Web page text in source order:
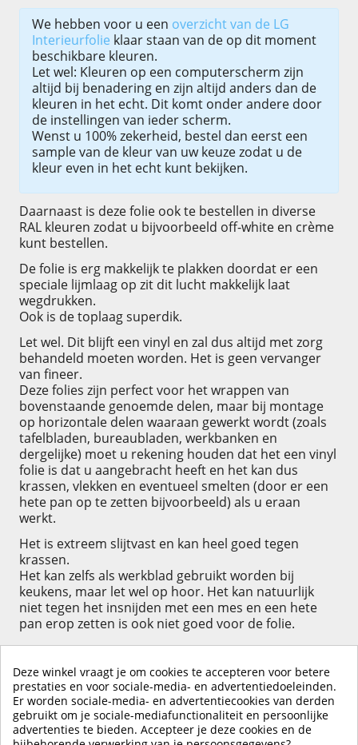
We hebben voor u een overzicht van de LG
Interieurfolie klaar staan van de op dit moment
beschikbare kleuren.
Let wel: Kleuren op een computerscherm zijn
altijd bij benadering en zijn altijd anders dan de
kleuren in het echt. Dit komt onder andere door
de instellingen van ieder scherm.
Wenst u 100% zekerheid, bestel dan eerst een
sample van de kleur van uw keuze zodat u de
kleur even in het echt kunt bekijken.
Daarnaast is deze folie ook te bestellen in diverse
RAL kleuren zodat u bijvoorbeeld off-white en crème
kunt bestellen.
De folie is erg makkelijk te plakken doordat er een
speciale lijmlaag op zit dit lucht makkelijk laat
wegdrukken.
Ook is de toplaag superdik.
Let wel. Dit blijft een vinyl en zal dus altijd met zorg
behandeld moeten worden. Het is geen vervanger
van fineer.
Deze folies zijn perfect voor het wrappen van
bovenstaande genoemde delen, maar bij montage
op horizontale delen waaraan gewerkt wordt (zoals
tafelbladen, bureaubladen, werkbanken en
dergelijke) moet u rekening houden dat het een vinyl
folie is dat u aangebracht heeft en het kan dus
krassen, vlekken en eventueel smelten (door er een
hete pan op te zetten bijvoorbeeld) als u eraan
werkt.
Het is extreem slijtvast en kan heel goed tegen
krassen.
Het kan zelfs als werkblad gebruikt worden bij
keukens, maar let wel op hoor. Het kan natuurlijk
niet tegen het insnijden met een mes en een hete
pan erop zetten is ook niet goed voor de folie.
KLIK HIER OM EEN ​​RECENSIE ACHTER TE LATEN
Deze winkel vraagt je om cookies te accepteren voor betere
prestaties en voor sociale-media- en advertentiedoeleinden.
Er worden sociale-media- en advertentiecookies van derden
gebruikt om je sociale-mediafunctionaliteit en persoonlijke
advertenties te bieden. Accepteer je deze cookies en de